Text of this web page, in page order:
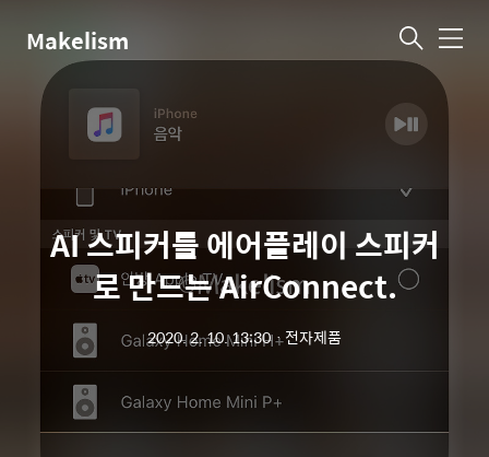
Makelism 메
AI 스피커를 에어플레이 스피커
로 만드는 AirConnect.
2020. 2. 10. 13:30ㆍ전자제품